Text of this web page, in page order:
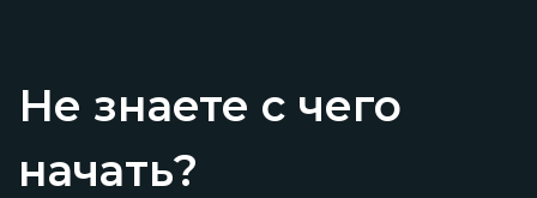
Не знаете с чего
начать?